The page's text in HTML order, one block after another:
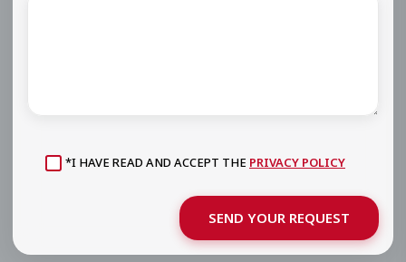
*I HAVE READ AND ACCEPT THE PRIVACY POLICY
SEND YOUR REQUEST